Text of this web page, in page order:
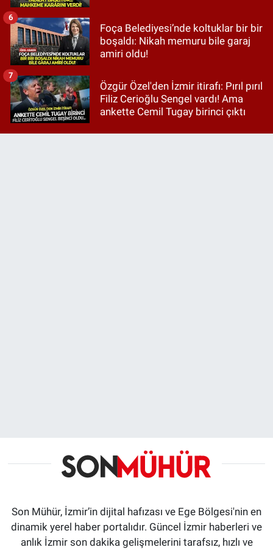
Foça Belediyesi’nde koltuklar bir bir
boşaldı: Nikah memuru bile garaj
amiri oldu!
6
Özgür Özel'den İzmir itirafı: Pırıl pırıl
Filiz Cerioğlu Sengel vardı! Ama
ankette Cemil Tugay birinci çıktı
7
Son Mühür, İzmir’in dijital hafızası ve Ege Bölgesi'nin en
dinamik yerel haber portalıdır. Güncel İzmir haberleri ve
anlık İzmir son dakika gelişmelerini tarafsız, hızlı ve